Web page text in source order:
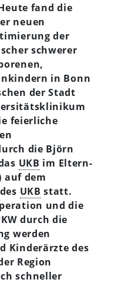
fand die
neuen
der
schwerer
in Bonn
der Stadt
feierliche
die Björn
UKB im Eltern-
auf dem
UKB statt.
und die
durch die
werden
Kinderärzte des
Region
schneller